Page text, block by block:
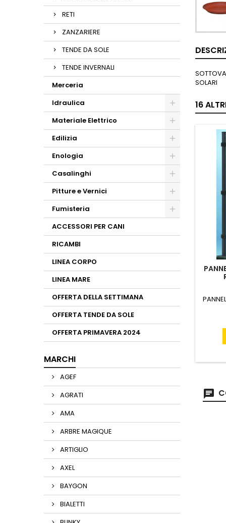
RETI
ZANZARIERE
TENDE DA SOLE
TENDE INVERNALI
Merceria
Idraulica
Materiale Elettrico
Edilizia
Enologia
Casalinghi
Pitture e Vernici
Fumisteria
ACCESSORI PER CANI
RICAMBI
LINEA CORPO
LINEA MARE
OFFERTA DELLA SETTIMANA
OFFERTA TENDE DA SOLE
OFFERTA PRIMAVERA 2024
MARCHI
AGEF
AGRATI
AMA
ARBRE MAGIQUE
ARTIGLIO
AXEL
BAYGON
BIALETTI
SOLARI
16